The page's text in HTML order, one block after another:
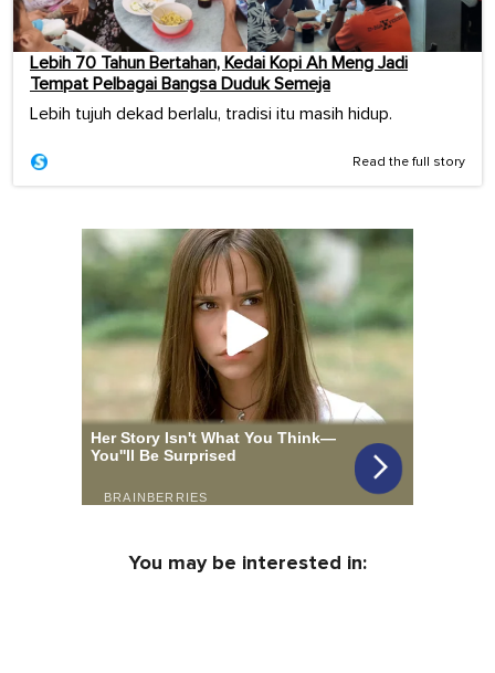
Lebih 70 Tahun Bertahan, Kedai Kopi Ah Meng Jadi
Tempat Pelbagai Bangsa Duduk Semeja
Lebih tujuh dekad berlalu, tradisi itu masih hidup.
Read the full story
You may be interested in: